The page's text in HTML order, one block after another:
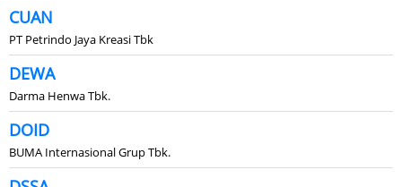
CUAN
PT Petrindo Jaya Kreasi Tbk
DEWA
Darma Henwa Tbk.
DOID
BUMA Internasional Grup Tbk.